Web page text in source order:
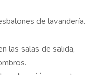
de lavandería.
las salas de salida,